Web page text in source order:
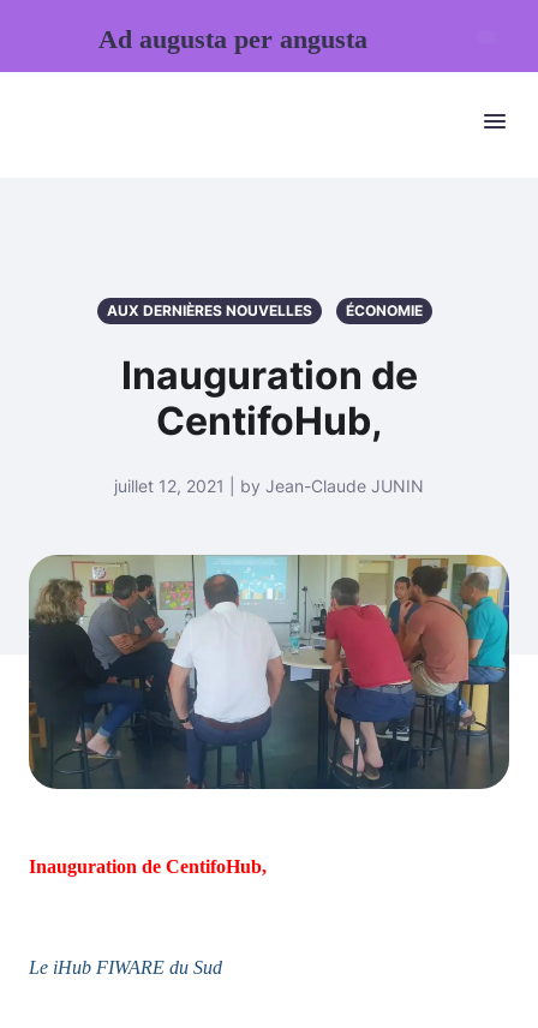
AUX DERNIÈRES NOUVELLES ÉCONOMIE
Inauguration de
CentifoHub,
juillet 12, 2021 | by Jean-Claude JUNIN
Inauguration de CentifoHub,
Le iHub FIWARE du Sud
Ad augusta per angusta